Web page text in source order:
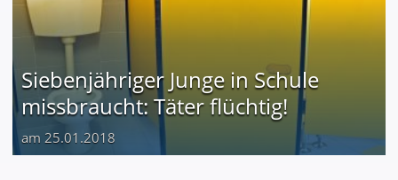
Siebenjähriger Junge in Schule
missbraucht: Täter flüchtig!
am 25.01.2018